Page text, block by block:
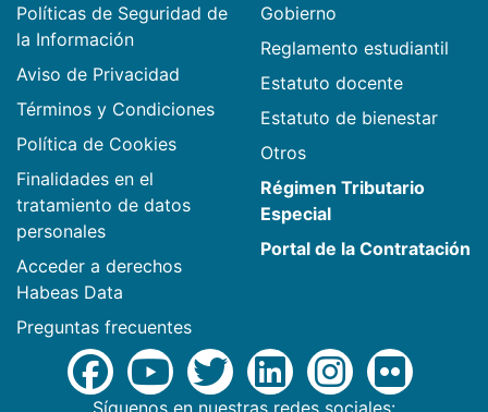
Políticas de Seguridad de
la Información
Aviso de Privacidad
Términos y Condiciones
Política de Cookies
Finalidades en el
tratamiento de datos
personales
Acceder a derechos
Habeas Data
Preguntas frecuentes
Gobierno
Reglamento estudiantil
Estatuto docente
Estatuto de bienestar
Otros
Régimen Tributario
Especial
Portal de la Contratación